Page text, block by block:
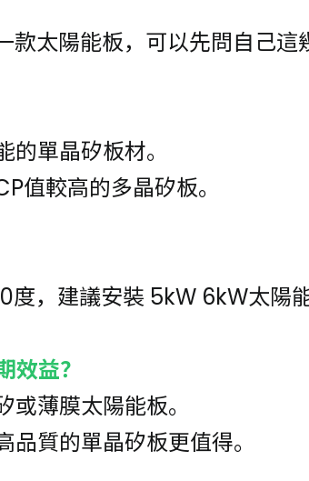
太陽能板，可以先問自己這
單晶矽板材。
值較高的多晶矽板。
，建議安裝 5kW 6kW太陽能
效益？
薄膜太陽能板。
質的單晶矽板更值得。